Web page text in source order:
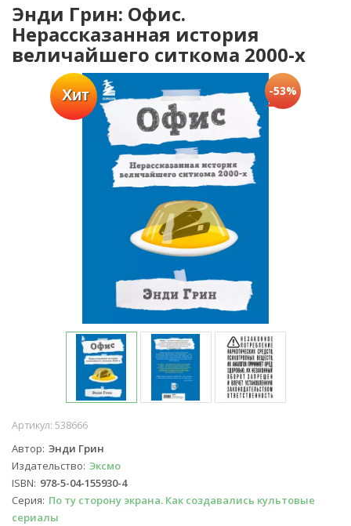
Энди Грин: Офис.
Нерассказанная история
величайшего ситкома 2000-х
Хит -53%
Артикул: 538666
Автор Энди Грин
Издательство Эксмо
ISBN 978-5-04-155930-4
Серия По ту сторону экрана. Как создавались культовые
сериалы